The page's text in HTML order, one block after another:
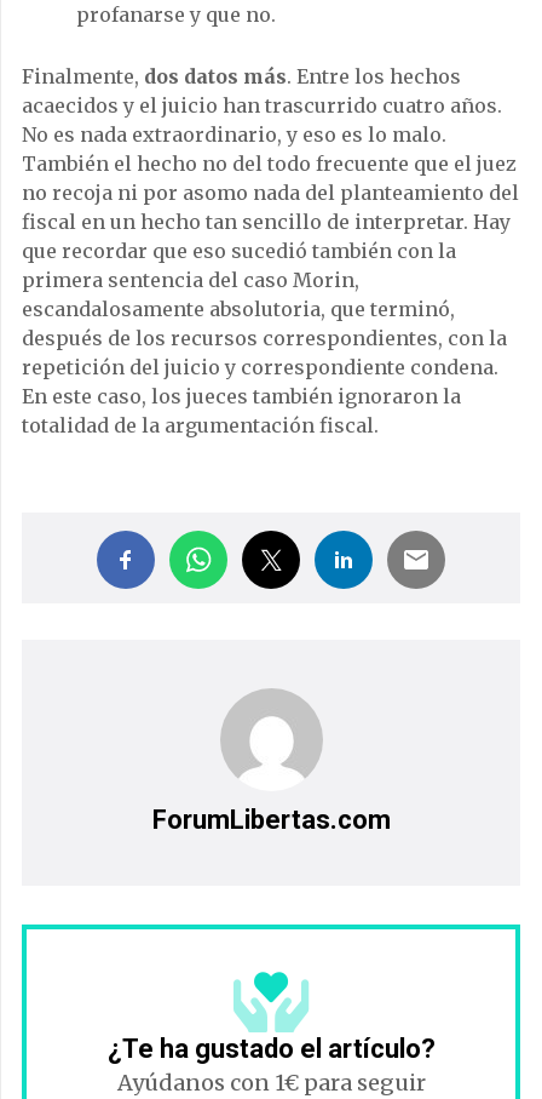
profanarse y que no.
Finalmente, dos datos más. Entre los hechos
acaecidos y el juicio han trascurrido cuatro años.
No es nada extraordinario, y eso es lo malo.
También el hecho no del todo frecuente que el juez
no recoja ni por asomo nada del planteamiento del
fiscal en un hecho tan sencillo de interpretar. Hay
que recordar que eso sucedió también con la
primera sentencia del caso Morin,
escandalosamente absolutoria, que terminó,
después de los recursos correspondientes, con la
repetición del juicio y correspondiente condena.
En este caso, los jueces también ignoraron la
totalidad de la argumentación fiscal.
ForumLibertas.com
¿Te ha gustado el artículo?
Ayúdanos con 1€ para seguir